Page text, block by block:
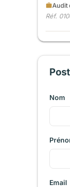
Audit
Réf.
Nom
Email